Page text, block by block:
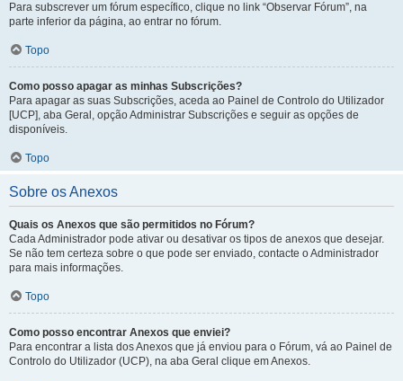
Para subscrever um fórum específico, clique no link “Observar Fórum”, na
parte inferior da página, ao entrar no fórum.
Topo
Como posso apagar as minhas Subscrições?
Para apagar as suas Subscrições, aceda ao Painel de Controlo do Utilizador
[UCP], aba Geral, opção Administrar Subscrições e seguir as opções de
disponíveis.
Topo
Sobre os Anexos
Quais os Anexos que são permitidos no Fórum?
Cada Administrador pode ativar ou desativar os tipos de anexos que desejar.
Se não tem certeza sobre o que pode ser enviado, contacte o Administrador
para mais informações.
Topo
Como posso encontrar Anexos que enviei?
Para encontrar a lista dos Anexos que já enviou para o Fórum, vá ao Painel de
Controlo do Utilizador (UCP), na aba Geral clique em Anexos.